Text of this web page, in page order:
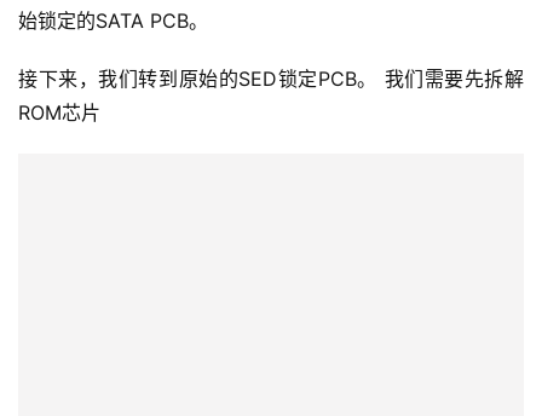
始锁定的SATA PCB。
接下来，我们转到原始的SED锁定PCB。 我们需要先拆解
ROM芯片